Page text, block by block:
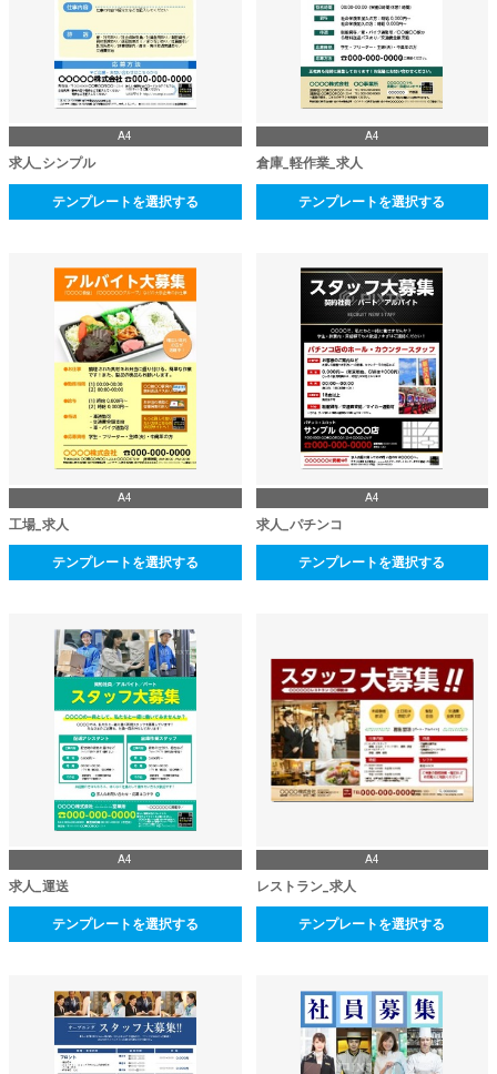
A4
求人_シンプル
テンプレートを選択する
A4
倉庫_軽作業_求人
テンプレートを選択する
A4
工場_求人
テンプレートを選択する
A4
求人_パチンコ
テンプレートを選択する
A4
求人_運送
テンプレートを選択する
A4
レストラン_求人
テンプレートを選択する